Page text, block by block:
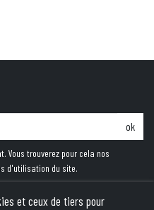
ok
Vous trouverez pour cela nos
d'utilisation du site.
et ceux de tiers pour